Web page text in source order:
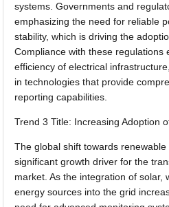
systems. Governments and
emphasizing the need for reliable
stability, which is driving the
Compliance with these regulations
efficiency of electrical
in technologies that provide
reporting capabilities.
Trend 3 Title: Increasing Adoption
The global shift towards
significant growth driver for the
market. As the integration of solar,
energy sources into the grid